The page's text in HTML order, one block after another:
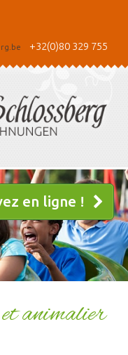
+32(0)80 329 755
en ligne !
animalier